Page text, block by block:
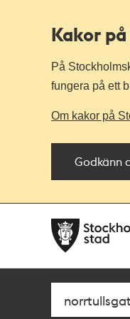
Kakor
På
fungera på ett
Om kakor på
Godkänn
navigationen
huvudinnehållet
Sök